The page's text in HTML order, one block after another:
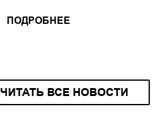
ПОДРОБНЕЕ
ЧИТАТЬ ВСЕ НОВОСТИ